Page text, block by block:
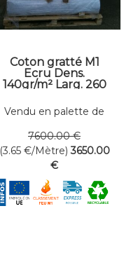
Coton gratté M1
Ecru Dens.
140gr/m² Larg. 260
Vendu en palette de
7600.00 €
(3.65 €/Mètre) 3650.00
€